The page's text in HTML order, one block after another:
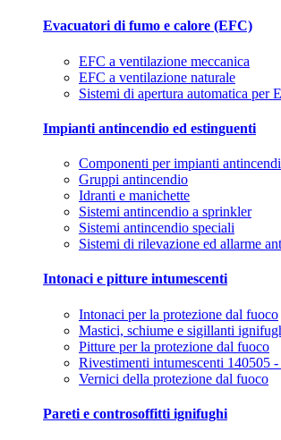
Evacuatori di fumo e calore (EFC)
EFC a ventilazione meccanica
EFC a ventilazione naturale
Sistemi di apertura automatica per
Impianti antincendio ed estinguenti
Componenti per impianti
Gruppi antincendio
Idranti e manichette
Sistemi antincendio a sprinkler
Sistemi antincendio speciali
Sistemi di rilevazione ed allarme
Intonaci e pitture intumescenti
Intonaci per la protezione dal fuoco
Mastici, schiume e sigillanti
Pitture per la protezione dal fuoco
Rivestimenti intumescenti 140505
Vernici della protezione dal fuoco
Pareti e controsoffitti ignifughi